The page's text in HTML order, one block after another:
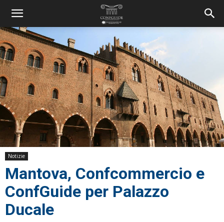
Notizie
Mantova, Confcommercio e
ConfGuide per Palazzo
Ducale